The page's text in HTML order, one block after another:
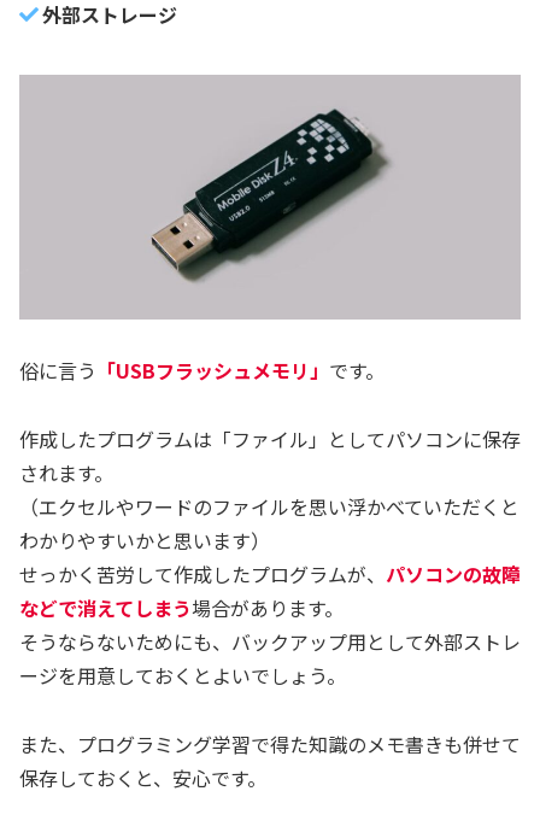
外部ストレージ
俗に言う 「USBフラッシュメモリ」 です。
作成したプログラムは「ファイル」としてパソコンに保存
されます。
（エクセルやワードのファイルを思い浮かべていただくと
わかりやすいかと思います）
せっかく苦労して作成したプログラムが、 パソコンの故障
などで消えてしまう場合があります。
そうならないためにも、バックアップ用として外部ストレ
ージを用意しておくとよいでしょう。
また、プログラミング学習で得た知識のメモ書きも併せて
保存しておくと、安心です。